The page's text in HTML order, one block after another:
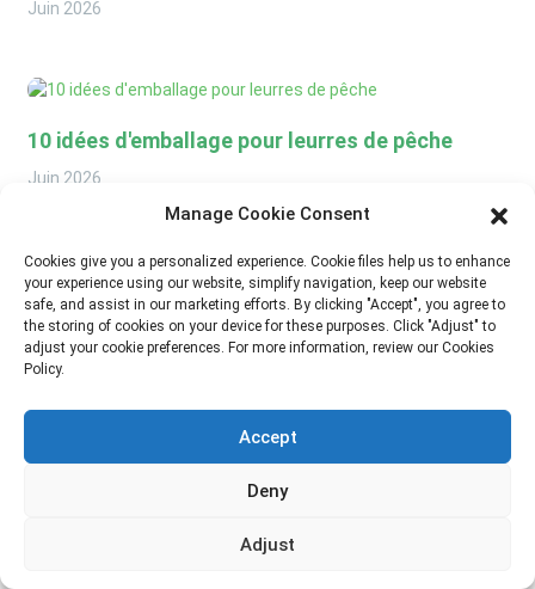
Juin 2026
10 idées d'emballage pour leurres de pêche
Juin 2026
Cet article détaille10 idées d'emballage pratiques et
améliorer la présence en rayon, l'expérience utilisateur et la
valeur de la marque dans les conditions réelles de vente au
détail et de commerce électronique.
Meilleures solutions d'emballage durables et à
l'épreuve des enfants pour PPWR
Manage Cookie Consent
Cookies give you a personalized experience. Cookie files help us to enhance
your experience using our website, simplify navigation, keep our website
safe, and assist in our marketing efforts. By clicking "Accept", you agree to
the storing of cookies on your device for these purposes. Click "Adjust" to
adjust your cookie preferences. For more information, review our Cookies
Policy.
Accept
Deny
Adjust